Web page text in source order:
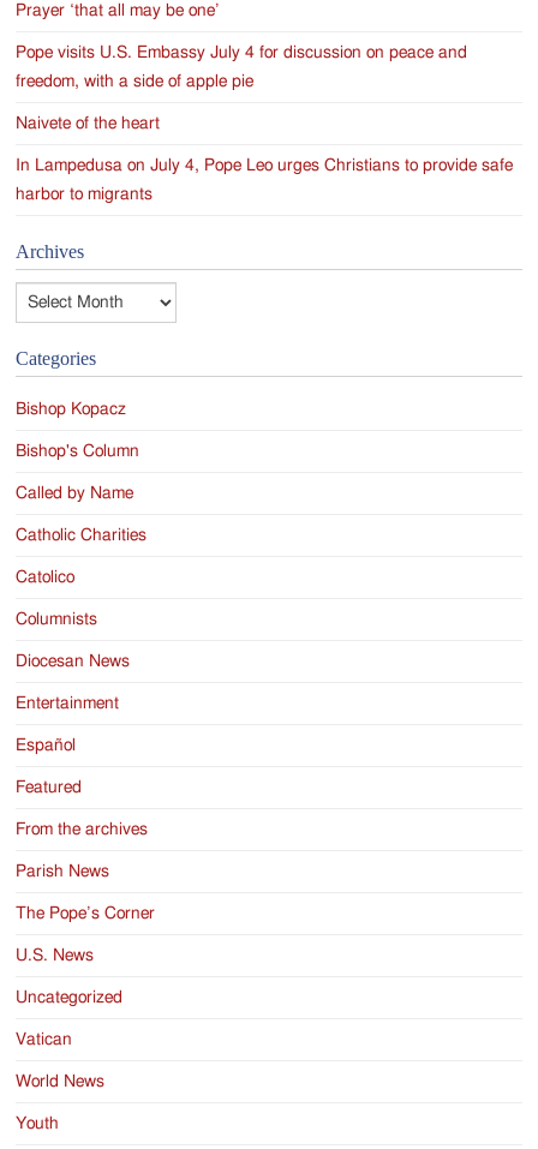
Prayer ‘that all may be one’
Pope visits U.S. Embassy July 4 for discussion on peace and
freedom, with a side of apple pie
Naivete of the heart
In Lampedusa on July 4, Pope Leo urges Christians to provide safe
harbor to migrants
Archives
Categories
Bishop Kopacz
Bishop's Column
Called by Name
Catholic Charities
Catolico
Columnists
Diocesan News
Entertainment
Español
Featured
From the archives
Parish News
The Pope’s Corner
U.S. News
Uncategorized
Vatican
World News
Youth